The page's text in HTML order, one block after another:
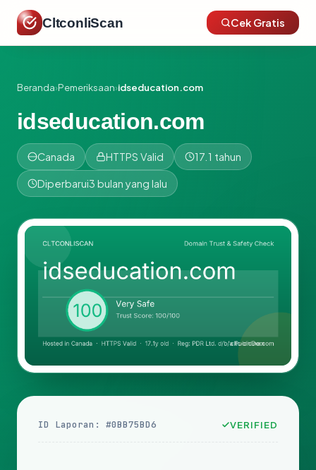
CltconliScan Cek Gratis
Beranda›Pemeriksaan›idseducation.com
idseducation.com
Canada HTTPS Valid 17.1 tahun
Diperbarui3 bulan yang lalu
ID Laporan: #0BB75BD6 VERIFIED